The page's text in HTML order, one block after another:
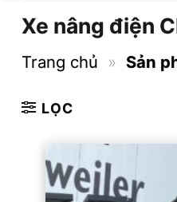
Xe nâng điện
Trang chủ » Sản
LỌC